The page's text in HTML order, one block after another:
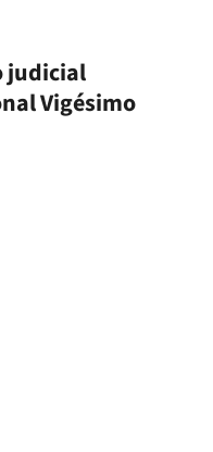
judicial
Vigésimo